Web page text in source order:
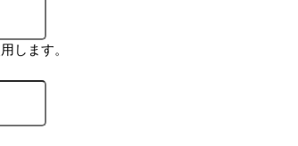
します。